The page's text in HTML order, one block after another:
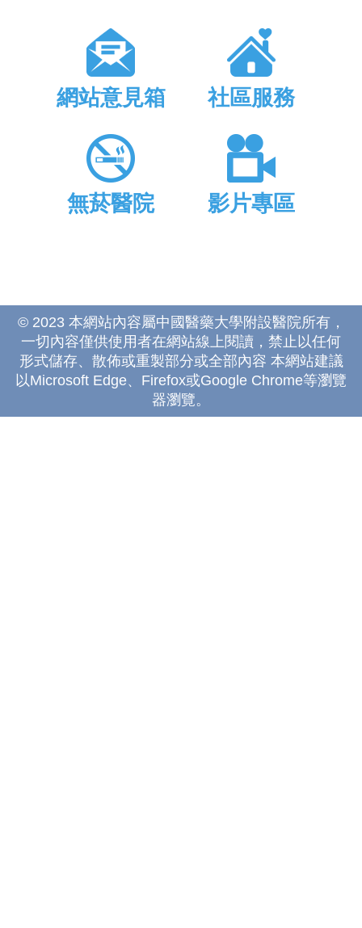
網站意見箱 社區服務
無菸醫院 影片專區
© 2023 本網站內容屬中國醫藥大學附設醫院所有，
一切內容僅供使用者在網站線上閱讀，禁止以任何
形式儲存、散佈或重製部分或全部內容 本網站建議
以Microsoft Edge、Firefox或Google Chrome等瀏覽
器瀏覽。